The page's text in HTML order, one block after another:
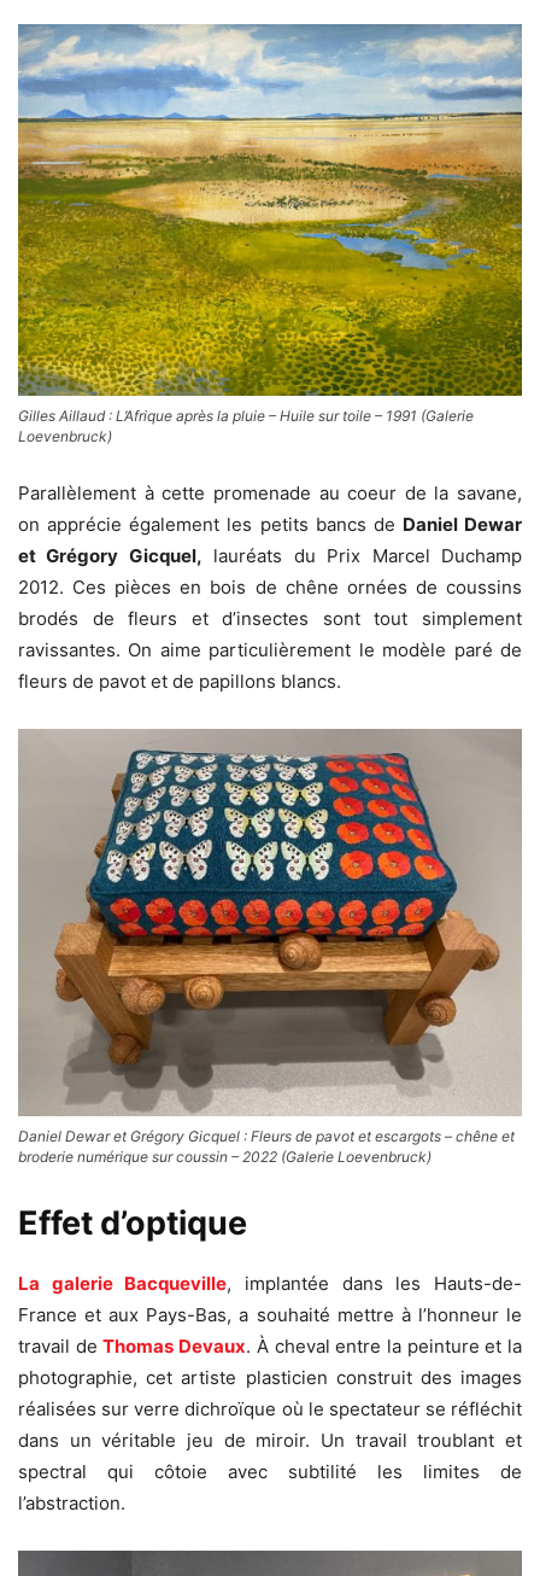
Gilles Aillaud : L’Afrique après la pluie – Huile sur toile – 1991 (Galerie
Loevenbruck)
Parallèlement à cette promenade au coeur de la savane,
on apprécie également les petits bancs de Daniel Dewar
et Grégory Gicquel, lauréats du Prix Marcel Duchamp
2012. Ces pièces en bois de chêne ornées de coussins
brodés de fleurs et d’insectes sont tout simplement
ravissantes. On aime particulièrement le modèle paré de
fleurs de pavot et de papillons blancs.
Daniel Dewar et Grégory Gicquel : Fleurs de pavot et escargots – chêne et
broderie numérique sur coussin – 2022 (Galerie Loevenbruck)
Effet d’optique
La galerie Bacqueville, implantée dans les Hauts-de-
France et aux Pays-Bas, a souhaité mettre à l’honneur le
travail deThomas Devaux. Àcheval entre la peinture et la
photographie, cet artiste plasticien construit des images
réalisées sur verre dichroïque où le spectateur se réfléchit
dans un véritable jeu de miroir. Un travail troublant et
spectral qui côtoie avec subtilité les limites de
l’abstraction.